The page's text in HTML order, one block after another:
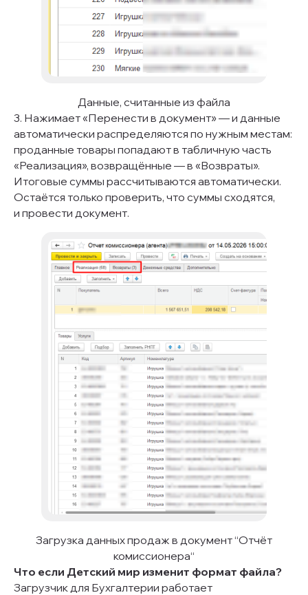
Данные, считанные из файла
3. Нажимает «Перенести в документ» — и данные
автоматически распределяются по нужным местам:
проданные товары попадают в табличную часть
«Реализация», возвращённые — в «Возвраты».
Итоговые суммы рассчитываются автоматически.
Остаётся только проверить, что суммы сходятся,
и провести документ.
Загрузка данных продаж в документ “Отчёт
комиссионера“
Что если Детский мир изменит формат файла?
Загрузчик для Бухгалтерии работает